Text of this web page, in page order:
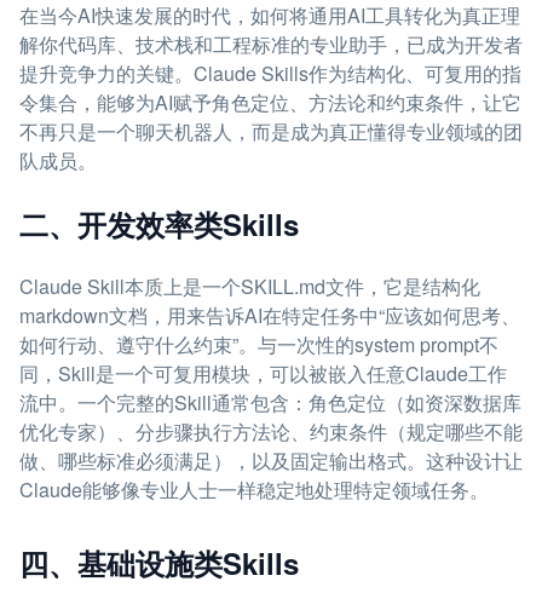
在当今AI快速发展的时代，如何将通用AI工具转化为真正理
解你代码库、技术栈和工程标准的专业助手，已成为开发者
提升竞争力的关键。Claude Skills作为结构化、可复用的指
令集合，能够为AI赋予角色定位、方法论和约束条件，让它
不再只是一个聊天机器人，而是成为真正懂得专业领域的团
队成员。
二、开发效率类Skills
Claude Skill本质上是一个SKILL.md文件，它是结构化
markdown文档，用来告诉AI在特定任务中“应该如何思考、
如何行动、遵守什么约束”。与一次性的system prompt不
同，Skill是一个可复用模块，可以被嵌入任意Claude工作
流中。一个完整的Skill通常包含：角色定位（如资深数据库
优化专家）、分步骤执行方法论、约束条件（规定哪些不能
做、哪些标准必须满足），以及固定输出格式。这种设计让
Claude能够像专业人士一样稳定地处理特定领域任务。
四、基础设施类Skills